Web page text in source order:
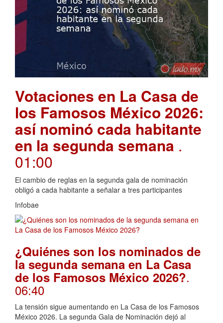
Votaciones en La Casa de
los Famosos México 2026:
así nominó cada habitante
en la segunda semana .
01:00
El cambio de reglas en la segunda gala de nominación
obligó a cada habitante a señalar a tres participantes
Infobae
¿Quiénes son los nominados de
la segunda semana en La Casa
de los Famosos México 2026?.
06:40
La tensión sigue aumentando en La Casa de los Famosos
México 2026. La segunda Gala de Nominación dejó al